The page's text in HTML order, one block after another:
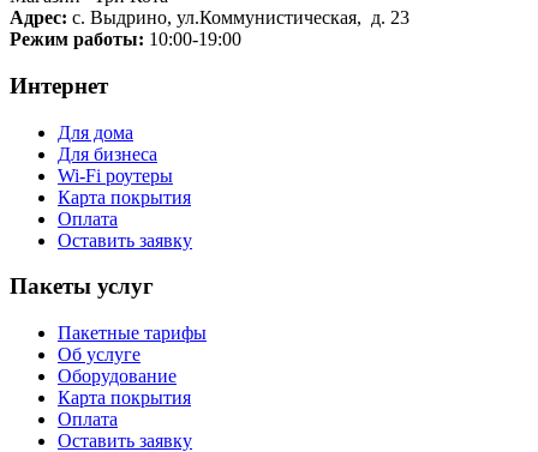
Адрес: с. Выдрино, ул.Коммунистическая, д. 23
Режим работы: 10:00-19:00
Интернет
Для дома
Для бизнеса
Wi-Fi роутеры
Карта покрытия
Оплата
Оставить заявку
Пакеты услуг
Пакетные тарифы
Об услуге
Оборудование
Карта покрытия
Оплата
Оставить заявку